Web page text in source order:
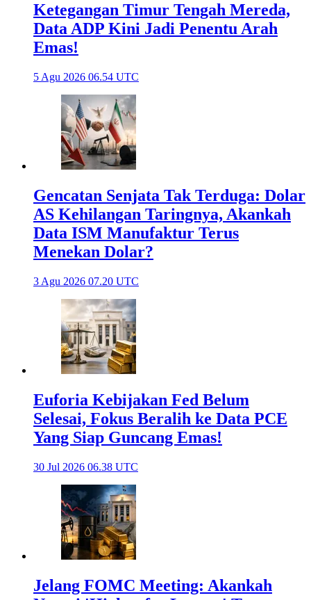
Ketegangan Timur Tengah Mereda,
Data ADP Kini Jadi Penentu Arah
Emas!
5 Agu 2026 06.54 UTC
Gencatan Senjata Tak Terduga: Dolar
AS Kehilangan Taringnya, Akankah
Data ISM Manufaktur Terus
Menekan Dolar?
3 Agu 2026 07.20 UTC
Euforia Kebijakan Fed Belum
Selesai, Fokus Beralih ke Data PCE
Yang Siap Guncang Emas!
30 Jul 2026 06.38 UTC
Jelang FOMC Meeting: Akankah